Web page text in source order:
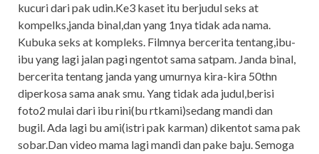
kucuri dari pak udin.Ke3 kaset itu berjudul seks at
kompelks,janda binal,dan yang 1nya tidak ada nama.
Kubuka seks at kompleks. Filmnya bercerita tentang,ibu-
ibu yang lagi jalan pagi ngentot sama satpam. Janda binal,
bercerita tentang janda yang umurnya kira-kira 50thn
diperkosa sama anak smu. Yang tidak ada judul,berisi
foto2 mulai dari ibu rini(bu rtkami)sedang mandi dan
bugil. Ada lagi bu ami(istri pak karman) dikentot sama pak
sobar.Dan video mama lagi mandi dan pake baju. Semoga